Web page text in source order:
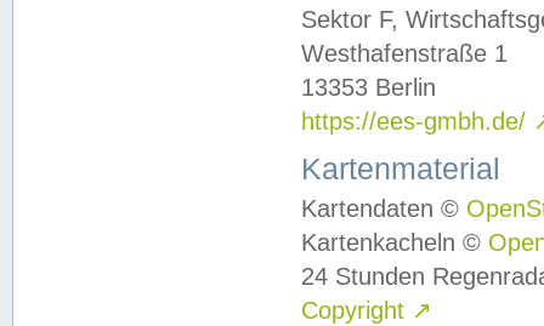
Sektor F,
Westhafenstraße 1
13353 Berlin
https://ees-gmbh.de/
Kartenmaterial
Kartendaten ©
Kartenkacheln ©
24 Stunden
Copyright ↗